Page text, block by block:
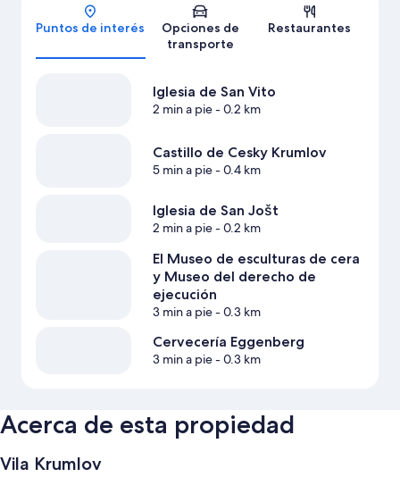
Mapa
Puntos de interés
Opciones de
transporte
Restaurantes
Iglesia de San Vito
2 min a pie- 0.2 km
Castillo de Cesky Krumlov
5 min a pie- 0.4 km
Iglesia de San Jošt
2 min a pie- 0.2 km
El Museo de esculturas de cera
y Museo del derecho de
ejecución
3 min a pie- 0.3 km
Cervecería Eggenberg
3 min a pie- 0.3 km
Acerca de esta propiedad
Vila Krumlov